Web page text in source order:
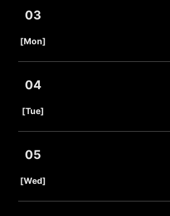
03
[Mon]
04
[Tue]
05
[Wed]